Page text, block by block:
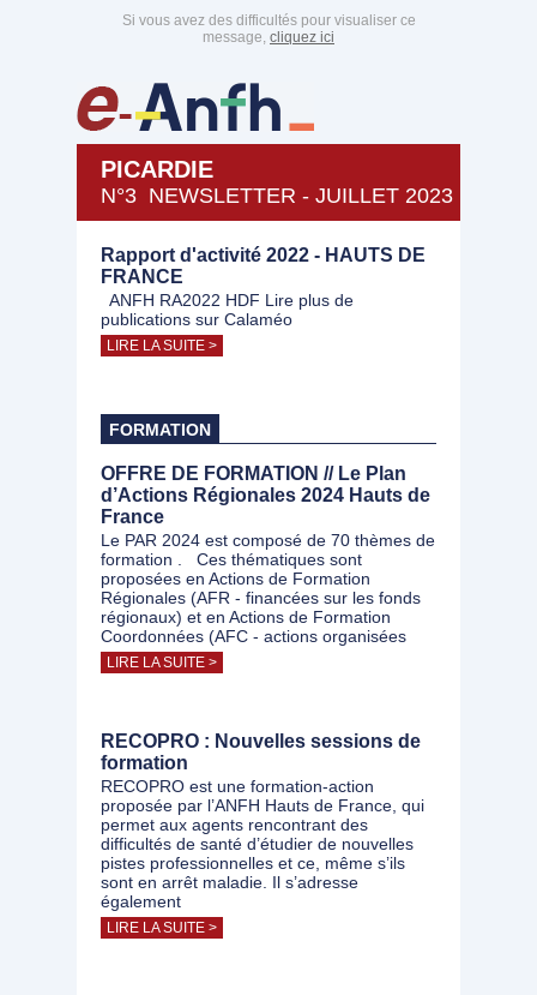
Si vous avez des difficultés pour visualiser ce
message, cliquez ici
PICARDIE
N°3 NEWSLETTER - JUILLET 2023
Rapport d'activité 2022 - HAUTS DE
FRANCE
ANFH RA2022 HDF Lire plus de
publications sur Calaméo
LIRE LA SUITE >
FORMATION
OFFRE DE FORMATION // Le Plan
d’Actions Régionales 2024 Hauts de
France
Le PAR 2024 est composé de 70 thèmes de
formation . Ces thématiques sont
proposées en Actions de Formation
Régionales (AFR - financées sur les fonds
régionaux) et en Actions de Formation
Coordonnées (AFC - actions organisées
LIRE LA SUITE >
RECOPRO : Nouvelles sessions de
formation
RECOPRO est une formation-action
proposée par l’ANFH Hauts de France, qui
permet aux agents rencontrant des
difficultés de santé d’étudier de nouvelles
pistes professionnelles et ce, même s’ils
sont en arrêt maladie. Il s’adresse
également
LIRE LA SUITE >